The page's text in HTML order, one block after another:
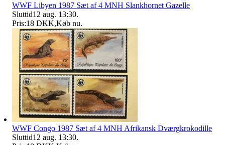
WWF Libyen 1987 Sæt af 4 MNH Slankhornet Gazelle
Sluttid12 aug. 13:30.
Pris:18 DKK,Køb nu.
WWF Congo 1987 Sæt af 4 MNH Afrikansk Dværgkrokodille
Sluttid12 aug. 13:30.